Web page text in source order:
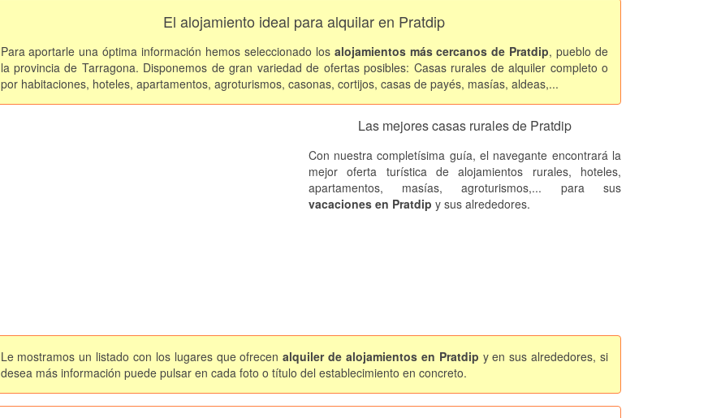
El alojamiento ideal para alquilar en Pratdip
Para aportarle una óptima información hemos seleccionado los alojamientos más cercanos de Pratdip, pueblo de
la provincia de Tarragona. Disponemos de gran variedad de ofertas posibles: Casas rurales de alquiler completo o
por habitaciones, hoteles, apartamentos, agroturismos, casonas, cortijos, casas de payés, masías, aldeas,...
Las mejores casas rurales de Pratdip
Con nuestra completísima guía, el navegante encontrará la
mejor oferta turística de alojamientos rurales, hoteles,
apartamentos, masías, agroturismos,... para sus
vacaciones en Pratdip y sus alrededores.
Le mostramos un listado con los lugares que ofrecenalquiler de alojamientos en Pratdip y en sus alrededores, si
desea más información puede pulsar en cada foto o título del establecimiento en concreto.